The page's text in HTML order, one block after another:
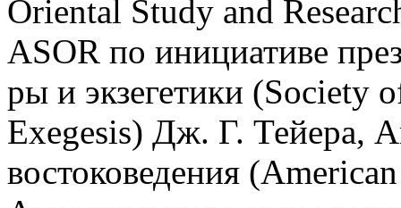
Oriental Study and
ASOR по инициативе
ры и экзегетики (Society
Exegesis) Дж. Г. Тейера,
востоковедения